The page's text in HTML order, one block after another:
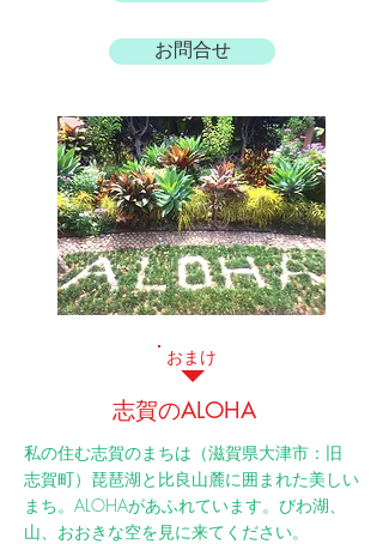
お問合せ
​おまけ
​志賀のALOHA
私の住む志賀のまちは（滋賀県大津市：旧
志賀町）琵琶湖と比良山麓に囲まれた美しい
まち。ALOHAがあふれています。びわ湖、
山、おおきな空を見に来てください。